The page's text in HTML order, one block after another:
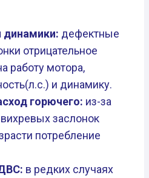
дефектные
отрицательное
работу мотора,
и динамику.
горючего: из-за
заслонок
потребление
в редких случаях